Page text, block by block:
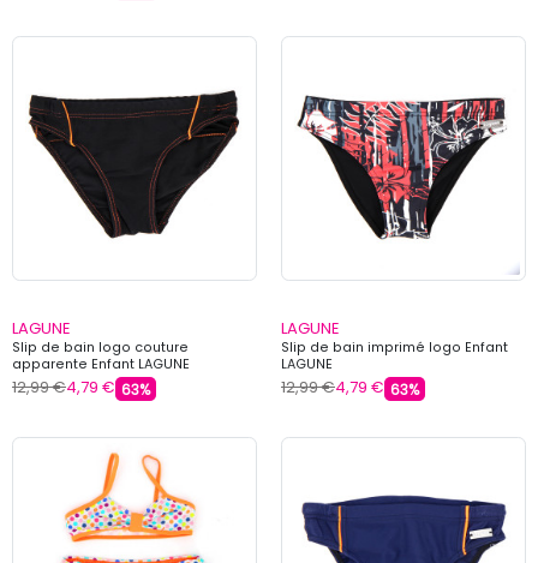
LAGUNE
Slip de bain logo couture
apparente Enfant LAGUNE
12,99 €4,79 € 63%
LAGUNE
Slip de bain imprimé logo Enfant
LAGUNE
12,99 €4,79 € 63%